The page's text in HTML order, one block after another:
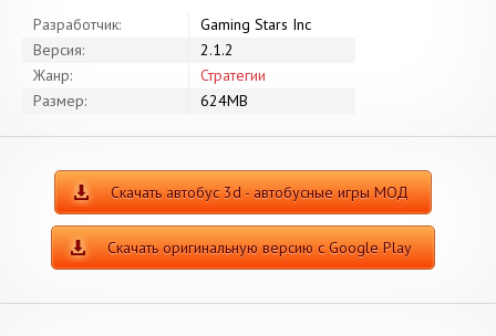
Разработчик:
Gaming Stars Inc
Версия:
2.1.2
Жанр:
Стратегии
Размер:
624MB
Скачать автобус 3d - автобусные игры МОД
Скачать оригинальную версию с Google Play